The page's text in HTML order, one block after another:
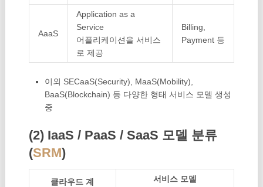
AaaS
Application as a
Service
어플리케이션을 서비스
로 제공
Billing,
Payment 등
이외 SECaaS(Security), MaaS(Mobility),
BaaS(Blockchain) 등 다양한 형태 서비스 모델 생성
중
(2) IaaS / PaaS / SaaS 모델 분류
(SRM)
클라우드 계
서비스 모델